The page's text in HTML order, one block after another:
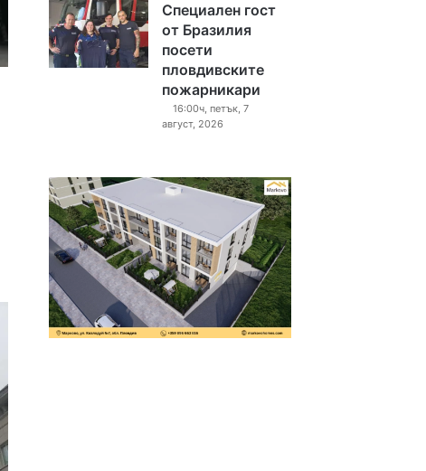
Специален гост
от Бразилия
посети
пловдивските
пожарникари
16:00ч, петък, 7
август, 2026